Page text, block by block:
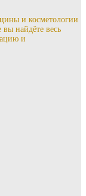
и косметологии
найдёте весь
и